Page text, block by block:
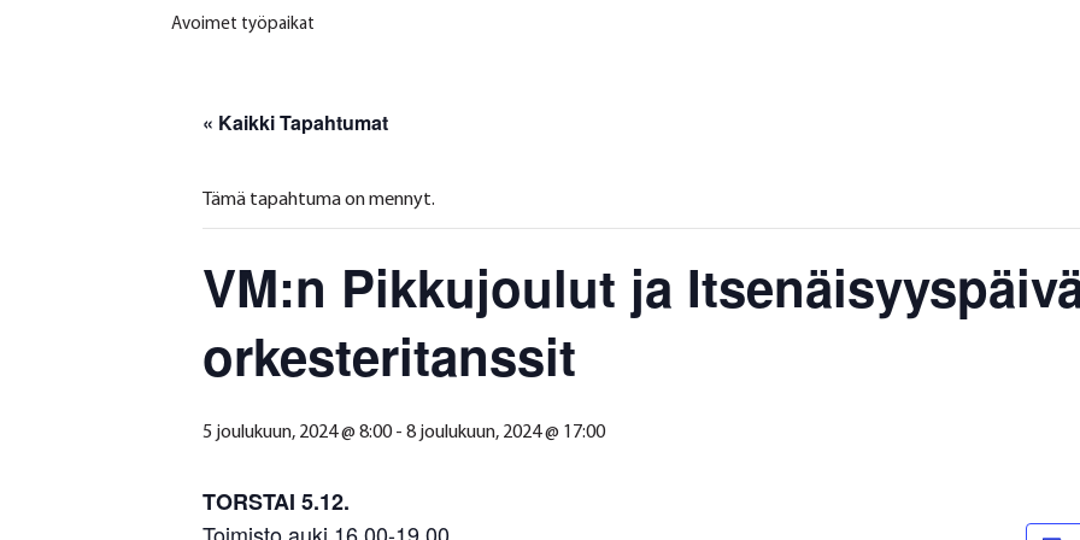
Avoimet työpaikat
« Kaikki Tapahtumat
Tämä tapahtuma on mennyt.
VM:n Pikkujoulut ja
orkesteritanssit
5 joulukuun, 2024 @ 8:00- 8 joulukuun, 2024 @ 17:00
TORSTAI 5.12.
Toimisto auki 16.00-19.00